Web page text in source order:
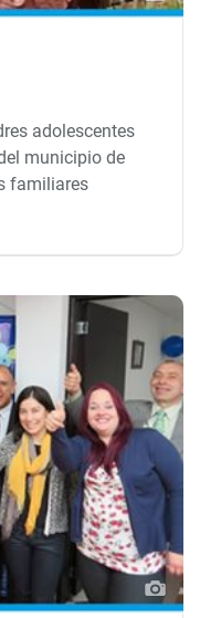
adolescentes
municipio de
familiares